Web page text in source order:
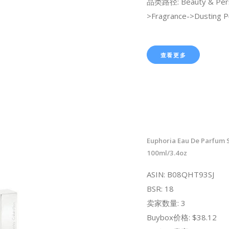
>Fragrance->Dusting
查看更多
Euphoria Eau De Parfum
100ml/3.4oz
ASIN: B08QHT93SJ
BSR: 18
卖家数量: 3
Buybox价格: $38.12